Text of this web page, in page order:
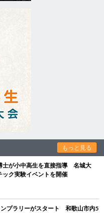
もっと見る
士が小中高生を直接指導 名城大
ク実験イベントを開催
プラリーがスタート 和歌山市内5